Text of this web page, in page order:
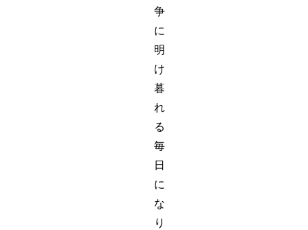
争
に
明
け
暮
れ
る
毎
日
に
な
り